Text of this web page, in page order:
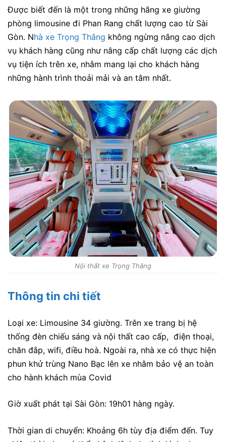
Được biết đến là một trong những hãng xe giường
phòng limousine đi Phan Rang chất lượng cao từ Sài
Gòn. Nhà xe Trọng Thắng không ngừng nâng cao dịch
vụ khách hàng cũng như nâng cấp chất lượng các dịch
vụ tiện ích trên xe, nhằm mang lại cho khách hàng
những hành trình thoải mải và an tâm nhất.
Nội thất xe Trọng Thắng
Thông tin chi tiết
Loại xe: Limousine 34 giường. Trên xe trang bị hệ
thống đèn chiếu sáng và nội thất cao cấp, điện thoại,
chăn đắp, wifi, điều hoà. Ngoài ra, nhà xe có thực hiện
phun khử trùng Nano Bạc lên xe nhằm bảo vệ an toàn
cho hành khách mùa Covid
Giờ xuất phát tại Sài Gòn: 19h01 hàng ngày.
Thời gian di chuyển: Khoảng 6h tùy địa điểm đến. Tuy